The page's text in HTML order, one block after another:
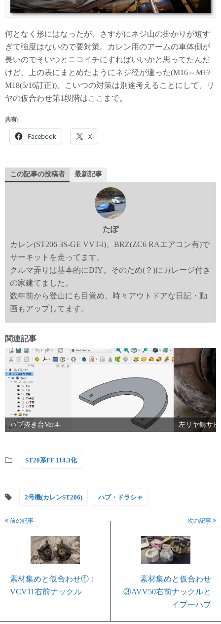
何となく形にはなったが、さすがにネジ山の掛かりが短す
ぎて強度はないので要対策。カレン用のアームの車体側が
長いのでそいつとニコイチにすればいいかと思ってたんだ
けど、上の表にまとめたようにネジ径が違った(M16⇔M17
M18(5/16訂正))。こいつの対策は別途考えることにして、リ
ヤの仮合わせ第1段階はここまで。
共有:
Facebook X
この記事の投稿者 最新記事
たぽ
カレン(ST206 3S-GE VVT-i)、BRZ(ZC6 RAエアコン有)で
サーキットを走ってます。
クルマ弄りは基本的にDIY。そのため(？)にガレージ付き
の家建てました。
数年前から登山にも目覚め、時々アウトドアな日記・動
画もアップしてます。
関連記事
ハブ抜き台Ver.4- 左リヤ錆サ
ST20系FF 114.3化
2号機(カレンST206) ハブ・ドラシャ
前の記事
素材集めと仮合わせ①：
VCV11右前ナックル
次の記事
素材集めと仮合わせ
③AVV50右前ナックルと
イプーハブ